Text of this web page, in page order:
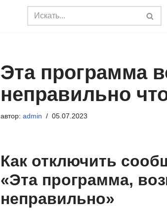
Эта программа
неправильно
автор: admin 05.07.2023
Как отключить
«Эта программа,
неправильно»